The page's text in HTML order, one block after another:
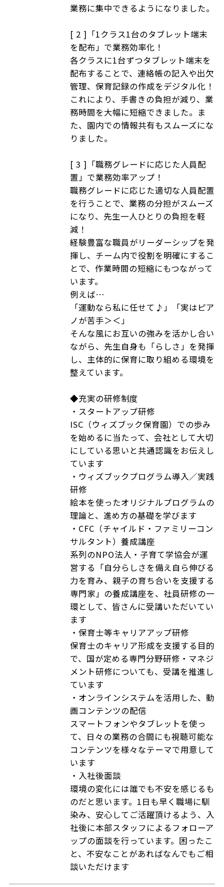
業務に集中できるようになりました。
[ 2 ]「1クラス1台のタブレット端末
を配布」で業務効率化！
各クラスに1台ずつタブレット端末を
配布することで、連絡帳の記入や出欠
管理、保育記録の作成をデジタル化！
これにより、手書きの負担が減り、業
務時間を大幅に短縮できました。ま
た、園内での情報共有もスムーズにな
りました。
[ 3 ]「職務グレードに応じた人員配
置」で業務効率アップ！
職務グレードに応じた適切な人員配置
を行うことで、業務の分担がスムーズ
になり、先生一人ひとりの負担を軽
減！
経験豊富な職員がリーダーシップを発
揮し、チーム内で役割を明確にするこ
とで、作業時間の短縮にもつながって
います。
例えば…
「運動なら私に任せて♪」「実はピア
ノが苦手＞＜」
そんな風にお互いの強みを活かし合い
ながら、先生自身も「らしさ」を発揮
し、主体的に保育に取り組める環境を
整えています。
◆充実の研修制度
・スタートアップ研修
ISC（ウィズブック保育園）での歩み
を始めるに当たって、会社として大切
にしている思いと共通認識をお伝えし
ています
・ウィズブックプログラム導入／実践
研修
絵本を使ったオリジナルプログラムの
理論と、進め方の基礎を学びます
・CFC（チャイルド・ファミリーコン
サルタント）養成講座
系列のNPO法人・子育て学協会が運
営する「自分らしさを備え自ら伸びる
力を育み、親子の育ち合いを支援する
専門家」の養成講座を、社員研修の一
環として、皆さんに受講いただいてい
ます
・保育士等キャリアアップ研修
保育士のキャリア形成を支援する目的
で、国が定める専門分野研修・マネジ
メント研修についても、受講を推進し
ています
・オンラインシステムを活用した、動
画コンテンツの配信
スマートフォンやタブレットを使っ
て、日々の業務の合間にも視聴可能な
コンテンツを様々なテーマで用意して
います
・入社後面談
環境の変化には誰でも不安を感じるも
のだと思います。1日も早く職場に馴
染み、安心してご活躍頂けるよう、入
社後に本部スタッフによるフォローア
ップの面談を行っています。困ったこ
と、不安なことがあればなんでもご相
談いただけます